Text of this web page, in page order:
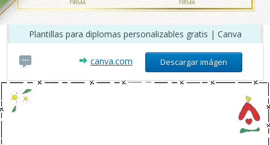
Plantillas para diplomas personalizables gratis | Canva
Descargar imágen
canva.com